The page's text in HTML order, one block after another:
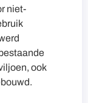
niet-
ook